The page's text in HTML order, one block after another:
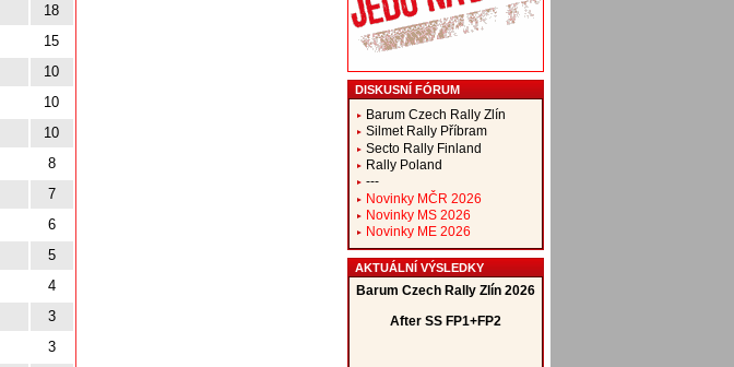
18
15
10
10
10
8
7
6
5
4
3
3
DISKUSNÍ FÓRUM
Barum Czech Rally Zlín
Silmet Rally Příbram
Secto Rally Finland
Rally Poland
---
Novinky MČR 2026
Novinky MS 2026
Novinky ME 2026
AKTUÁLNÍ VÝSLEDKY